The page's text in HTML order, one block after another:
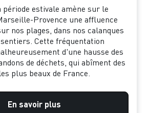
période estivale amène sur le
Provence une affluence
nos plages, dans nos calanques
Cette fréquentation
d'une hausse des
de déchets, qui abîment des
plus beaux de France.
En savoir plus